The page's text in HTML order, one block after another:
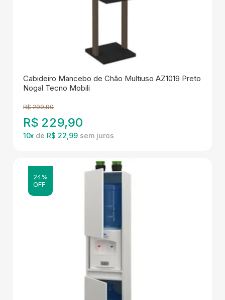
Cabideiro Mancebo de Chão Multiuso AZ1019 Preto
Nogal Tecno Mobili
R$ 299,90
R$ 229,90
10x de R$ 22,99
24%
OFF